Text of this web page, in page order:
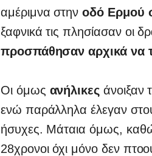
αμέριμνα στηνοδό Ερμού
ξαφνικά τις πλησίασαν οι
προσπάθησαν αρχικά να
Οι όμως ανήλικες άνοιξαν
ενώ παράλληλα έλεγαν
ήσυχες. Μάταια όμως,
28χρονοι όχι μόνο δεν